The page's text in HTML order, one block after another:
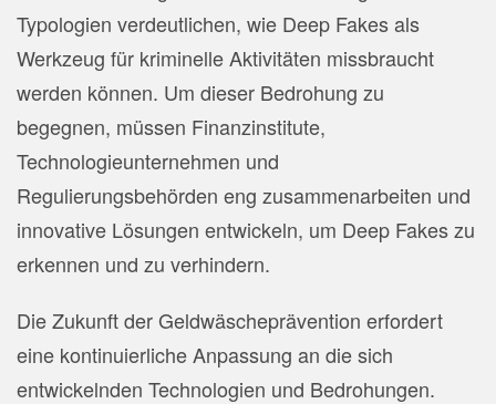
Typologien verdeutlichen, wie Deep Fakes als
Werkzeug für kriminelle Aktivitäten missbraucht
werden können. Um dieser Bedrohung zu
begegnen, müssen Finanzinstitute,
Technologieunternehmen und
Regulierungsbehörden eng zusammenarbeiten und
innovative Lösungen entwickeln, um Deep Fakes zu
erkennen und zu verhindern.
Die Zukunft der Geldwäscheprävention erfordert
eine kontinuierliche Anpassung an die sich
entwickelnden Technologien und Bedrohungen.